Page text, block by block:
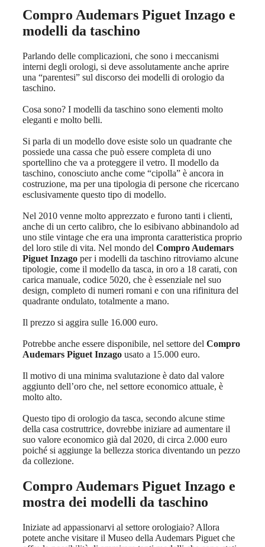
Compro Audemars Piguet Inzago e
modelli da taschino
Parlando delle complicazioni, che sono i meccanismi
interni degli orologi, si deve assolutamente anche aprire
una “parentesi” sul discorso dei modelli di orologio da
taschino.
Cosa sono? I modelli da taschino sono elementi molto
eleganti e molto belli.
Si parla di un modello dove esiste solo un quadrante che
possiede una cassa che può essere completa di uno
sportellino che va a proteggere il vetro. Il modello da
taschino, conosciuto anche come “cipolla” è ancora in
costruzione, ma per una tipologia di persone che ricercano
esclusivamente questo tipo di modello.
Nel 2010 venne molto apprezzato e furono tanti i clienti,
anche di un certo calibro, che lo esibivano abbinandolo ad
uno stile vintage che era una impronta caratteristica proprio
del loro stile di vita. Nel mondo del Compro Audemars
Piguet Inzago per i modelli da taschino ritroviamo alcune
tipologie, come il modello da tasca, in oro a 18 carati, con
carica manuale, codice 5020, che è essenziale nel suo
design, completo di numeri romani e con una rifinitura del
quadrante ondulato, totalmente a mano.
Il prezzo si aggira sulle 16.000 euro.
Potrebbe anche essere disponibile, nel settore del Compro
Audemars Piguet Inzago usato a 15.000 euro.
Il motivo di una minima svalutazione è dato dal valore
aggiunto dell’oro che, nel settore economico attuale, è
molto alto.
Questo tipo di orologio da tasca, secondo alcune stime
della casa costruttrice, dovrebbe iniziare ad aumentare il
suo valore economico già dal 2020, di circa 2.000 euro
poiché si aggiunge la bellezza storica diventando un pezzo
da collezione.
Compro Audemars Piguet Inzago e
mostra dei modelli da taschino
Iniziate ad appassionarvi al settore orologiaio? Allora
potete anche visitare il Museo della Audemars Piguet che